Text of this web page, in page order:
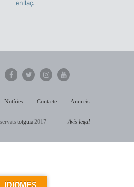
enllaç.
Notícies Contacte Anuncis
totguia 2017 Avís legal
IDIOMES